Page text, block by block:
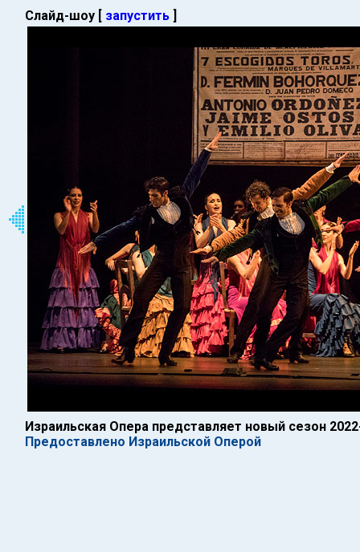
Слайд-шоу [ запустить ]
Израильская Опера представляет новый сезон
Предоставлено Израильской Оперой